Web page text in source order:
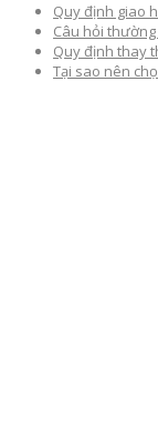
Quy định giao
Câu hỏi thường
Quy định thay
Tại sao nên